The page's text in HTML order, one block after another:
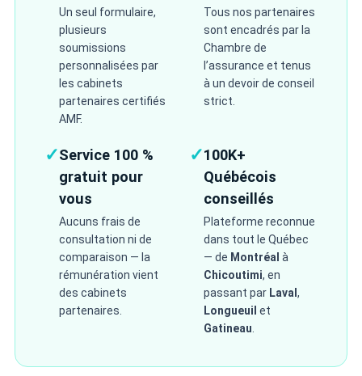
Un seul formulaire,
plusieurs
soumissions
personnalisées par
les cabinets
partenaires certifiés
AMF.
Tous nos partenaires
sont encadrés par la
Chambre de
l’assurance et tenus
à un devoir de conseil
strict.
✓Service 100 %
gratuit pour
vous
Aucuns frais de
consultation ni de
comparaison — la
rémunération vient
des cabinets
partenaires.
✓100K+
Québécois
conseillés
Plateforme reconnue
dans tout le Québec
— de Montréal à
Chicoutimi, en
passant par Laval ,
Longueuil et
Gatineau